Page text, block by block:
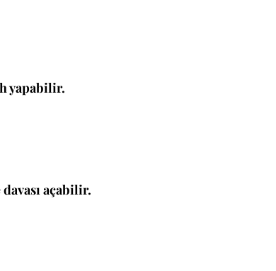
yapabilir.
açabilir.